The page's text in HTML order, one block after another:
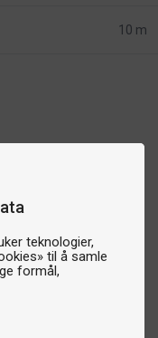
teknologier,
til å samle
formål,
10 m